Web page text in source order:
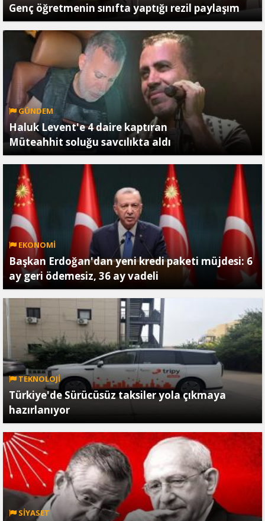
Genç öğretmenin sınıfta yaptığı rezil paylaşım
GÜNDEM
Haluk Levent'e 4 daire kaptıran
Müteahhit soluğu savcılıkta aldı
EKONOMİ
Başkan Erdoğan'dan yeni kredi paketi müjdesi: 6
ay geri ödemesiz, 36 ay vadeli
TEKNOLOJİ
Türkiye'de Sürücüsüz taksiler yola çıkmaya
hazırlanıyor
SİYASET